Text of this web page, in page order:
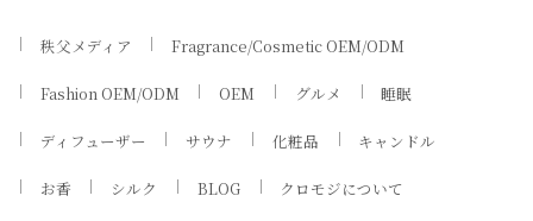
秩父メディア Fragrance/Cosmetic OEM/ODM
Fashion OEM/ODM OEM グルメ 睡眠
ディフューザー サウナ 化粧品 キャンドル
お香 シルク BLOG クロモジについて